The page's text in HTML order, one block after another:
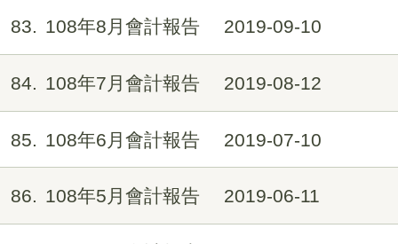
83 108年8月會計報告 2019-09-10
84 108年7月會計報告 2019-08-12
85 108年6月會計報告 2019-07-10
86 108年5月會計報告 2019-06-11